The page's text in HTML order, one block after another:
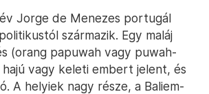
Jorge de Menezes portugál
származik. Egy maláj
(orang papuwah vagy puwah-
vagy keleti embert jelent, és
A helyiek nagy része, a Baliem-